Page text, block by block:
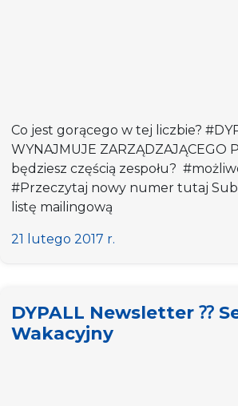
Co jest gorącego w tej liczbie?
WYNAJMUJE ZARZĄDZAJĄCEGO
będziesz częścią zespołu?
#Przeczytaj nowy numer tutaj
listę mailingową
21 lutego 2017 r.
DYPALL Newsletter ⁇
Wakacyjny